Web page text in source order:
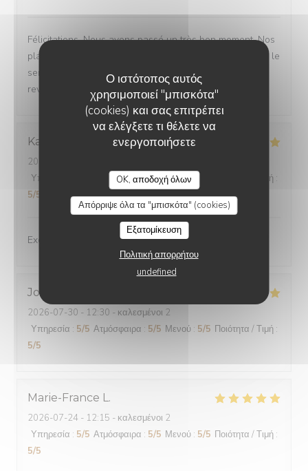
Ο ιστότοπος αυτός
χρησιμοποιεί "μπισκότα"
(cookies) και σας επιτρέπει
να ελέγξετε τι θέλετε να
ενεργοποιήσετε
OK, αποδοχή όλων
Απόρριψε όλα τα "μπισκότα" (cookies)
Εξατομίκευση
Πολιτική απορρήτου
undefined
Félicitations. Nous avons passé un très bon moment. Nos
plats étaient délicieux. Rien à redire en ce qui concerne le
service. Tout était parfait. Nous allons être obligés de
revenir🤣
Karen
2026-07-24
Υπηρεσία
Ατμόσφαιρα:5/5 Μενού Ποιότητα / Τιμή :
5/5
Excellent experience!
Jocelyne
2026-07-30 - 12:30 - καλεσμένοι 2
Υπηρεσία : 5/5 Ατμόσφαιρα : 5/5 Μενού : 5/5 Ποιότητα / Τιμή :
5/5
Marie-France L
2026-07-24 - 12:15 - καλεσμένοι 2
Υπηρεσία : 5/5 Ατμόσφαιρα : 5/5 Μενού : 5/5 Ποιότητα / Τιμή :
5/5